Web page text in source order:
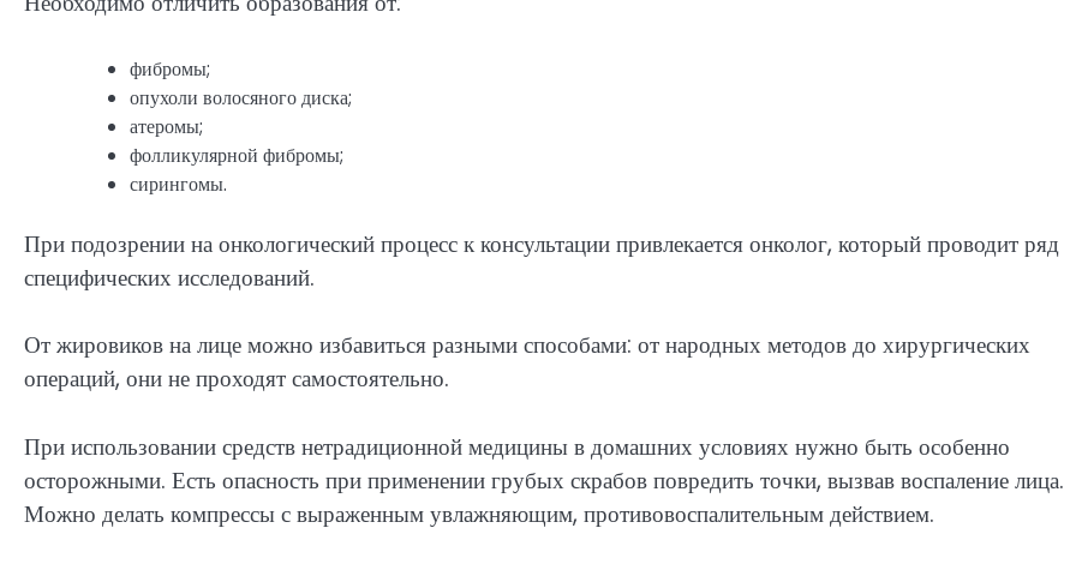
фибромы;
опухоли волосяного диска;
атеромы;
фолликулярной фибромы;
сирингомы.
При подозрении на онкологический процесс к консультации привлекается онколог, который проводит ряд
специфических исследований.
От жировиков на лице можно избавиться разными способами: от народных методов до хирургических
операций, они не проходят самостоятельно.
При использовании средств нетрадиционной медицины в домашних условиях нужно быть особенно
осторожными. Есть опасность при применении грубых скрабов повредить точки, вызвав воспаление лица.
Можно делать компрессы с выраженным увлажняющим, противовоспалительным действием.